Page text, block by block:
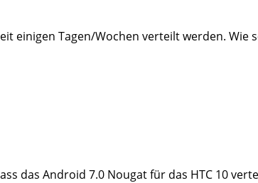
einigen Tagen/Wochen verteilt werden.
das Android 7.0 Nougat für das HTC 10